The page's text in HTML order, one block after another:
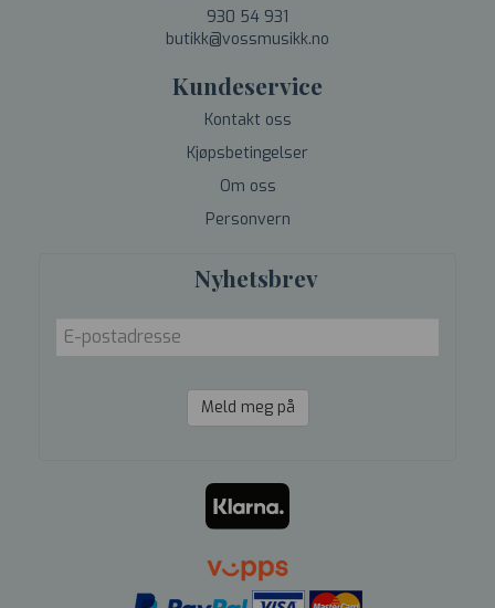
930 54 931
butikk@vossmusikk.no
Kundeservice
Kontakt oss
Kjøpsbetingelser
Om oss
Personvern
Nyhetsbrev
Meld meg på